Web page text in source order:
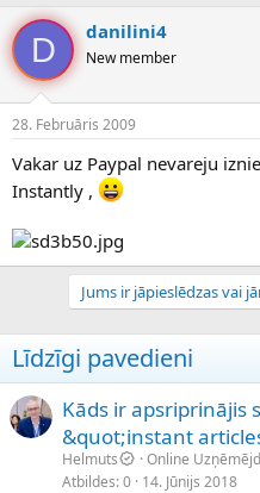
D danilini4
New member
28. Februāris 2009
Vakar uz Paypal nevareju
Instantly ,
Jums ir jāpieslēdzas vai
Līdzīgi pavedieni
Kāds ir apsriprinājis
&quot;instant
Helmuts
Online
Atbildes 0 14. Jūnijs 2018